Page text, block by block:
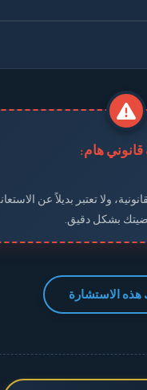
قانوني هام:
ولا تعتبر بديلاً عن
بشكل دقيق.
الاستشارة